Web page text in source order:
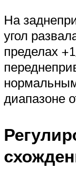
На
угол
пределах
диапазоне